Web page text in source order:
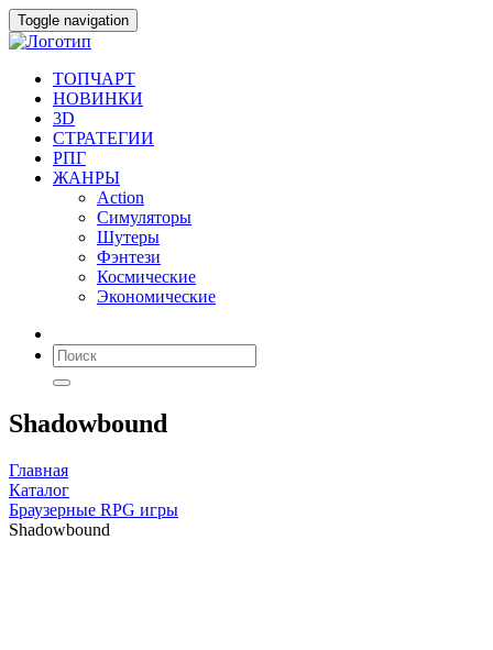
Toggle navigation
ТОПЧАРТ
НОВИНКИ
3D
СТРАТЕГИИ
РПГ
ЖАНРЫ
Action
Симуляторы
Шутеры
Фэнтези
Космические
Экономические
Shadowbound
Главная
Каталог
Браузерные RPG игры
Shadowbound